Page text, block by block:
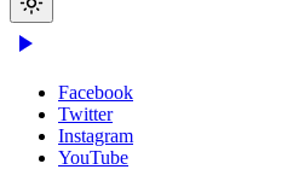
Facebook
Twitter
Instagram
YouTube